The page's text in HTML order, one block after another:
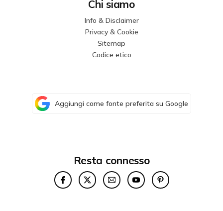
Chi siamo
Info & Disclaimer
Privacy & Cookie
Sitemap
Codice etico
Aggiungi come fonte preferita su Google
Resta connesso